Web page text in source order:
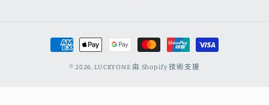
付
款
© 2026,LUCKYONE 由 Shopify 技術支援